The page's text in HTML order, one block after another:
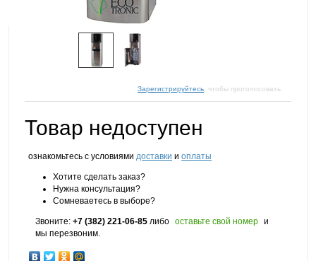
Зарегистрируйтесь , чтобы проголосовать
Товар недоступен
ознакомьтесь с условиями доставки и оплаты
Хотите сделать заказ?
Нужна консультация?
Сомневаетесь в выборе?
Звоните: +7 (382) 221-06-85 либо оставьте свой номер и
мы перезвоним.